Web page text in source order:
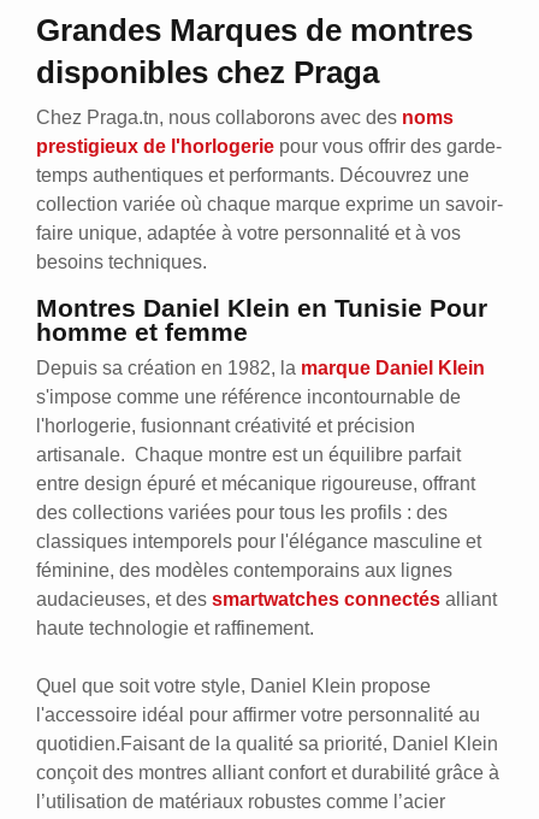
Grandes Marques de montres
disponibles chez Praga
Chez Praga.tn, nous collaborons avec des noms
prestigieux de l'horlogerie pour vous offrir des garde-
temps authentiques et performants. Découvrez une
collection variée où chaque marque exprime un savoir-
faire unique, adaptée à votre personnalité et à vos
besoins techniques.
Montres Daniel Klein en Tunisie Pour
homme et femme
Depuis sa création en 1982, la marque Daniel Klein
s'impose comme une référence incontournable de
l'horlogerie, fusionnant créativité et précision
artisanale. Chaque montre est un équilibre parfait
entre design épuré et mécanique rigoureuse, offrant
des collections variées pour tous les profils : des
classiques intemporels pour l'élégance masculine et
féminine, des modèles contemporains aux lignes
audacieuses, et des smartwatches connectés alliant
haute technologie et raffinement.
Quel que soit votre style, Daniel Klein propose
l'accessoire idéal pour affirmer votre personnalité au
quotidien.Faisant de la qualité sa priorité, Daniel Klein
conçoit des montres alliant confort et durabilité grâce à
l’utilisation de matériaux robustes comme l’acier